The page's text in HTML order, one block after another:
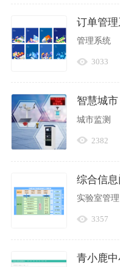
订单管
管理系统
3033
智慧城市
城市监测
2382
综合信
实验室管理
3357
青小鹿